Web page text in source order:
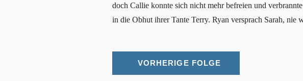
doch Callie konnte sich nicht mehr befreien und
in die Obhut ihrer Tante Terry. Ryan versprach Sarah, nie
VORHERIGE FOLGE